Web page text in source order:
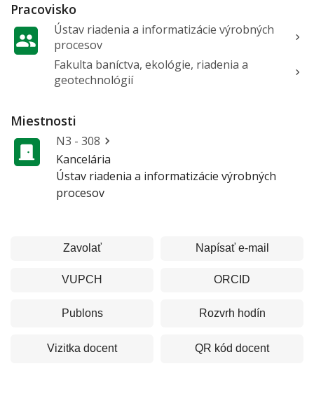
Pracovisko
Ústav riadenia a informatizácie výrobných
procesov
Fakulta baníctva, ekológie, riadenia a
geotechnológií
Miestnosti
N3 - 308
Kancelária
Ústav riadenia a informatizácie výrobných
procesov
Zavolať Napísať e-mail
VUPCH ORCID
Publons Rozvrh hodín
Vizitka docent QR kód docent